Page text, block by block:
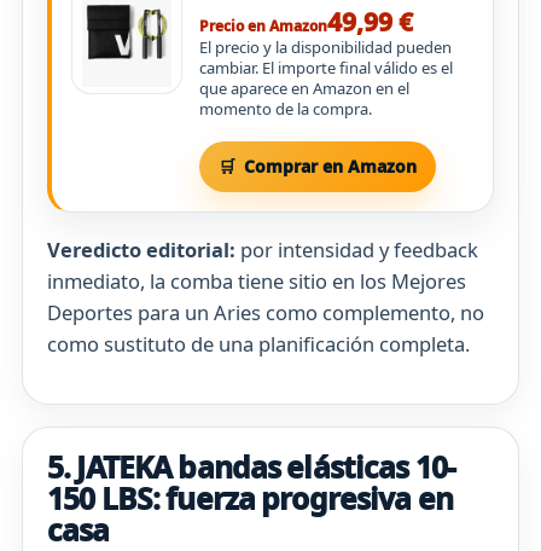
Precio en Amazon49,99 €
El precio y la disponibilidad pueden
cambiar. El importe final válido es el
que aparece en Amazon en el
momento de la compra.
Comprar en Amazon
Veredicto editorial: por intensidad y feedback
inmediato, la comba tiene sitio en los Mejores
Deportes para un Aries como complemento, no
como sustituto de una planificación completa.
5. JATEKA bandas elásticas 10-
150 LBS: fuerza progresiva en
casa